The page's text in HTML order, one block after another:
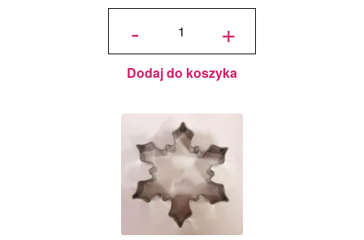
-
ilość
Karbowana
- zestaw 6
szt. -
Decora +
Dodaj do koszyka